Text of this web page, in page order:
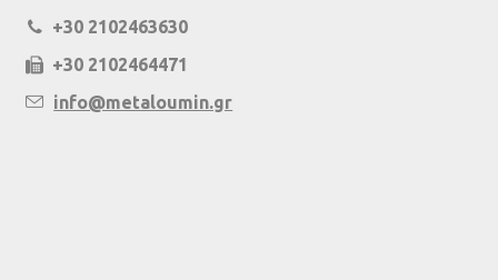
+30 2102463630
+30 2102464471
info@metaloumin.gr